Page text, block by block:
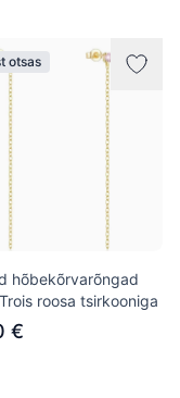
otsas
hõbekõrvarõngad
roosa tsirkooniga
€